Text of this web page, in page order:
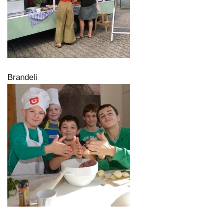
Brandeli